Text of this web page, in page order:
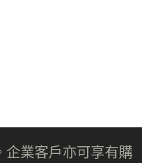
業客戶亦可享有購